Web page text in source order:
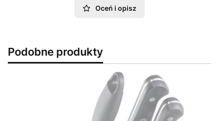
Oceń i opisz
Podobne produkty